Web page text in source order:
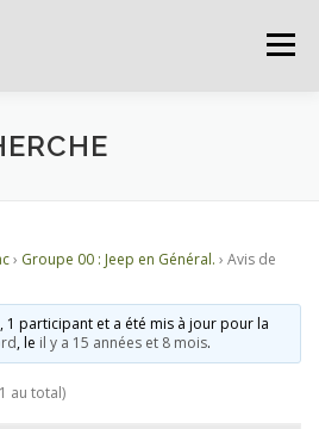
Menu
PETITES ANNONCES
FORUMS S’INSCRIRE
› Groupe 00 : Jeep en Général. › Avis de
1 participant et a été mis à jour pour la
, le il y a 15 années et 8 mois.
au total)